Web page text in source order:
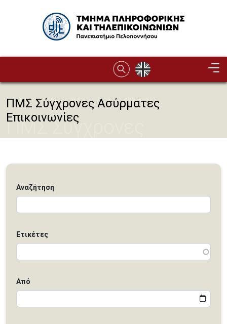
Image
ΠΜΣ Σύγχρονες Ασύρματες
Επικοινωνίες
ΠΜΣ Σύγχρονες
Αναζήτηση
Ετικέτες
Από